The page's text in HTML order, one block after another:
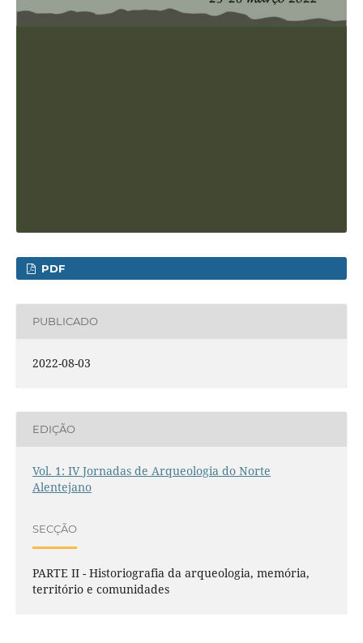
PDF
PUBLICADO
2022-08-03
EDIÇÃO
Vol. 1: IV Jornadas de Arqueologia do Norte
Alentejano
SECÇÃO
PARTE II - Historiografia da arqueologia, memória,
território e comunidades